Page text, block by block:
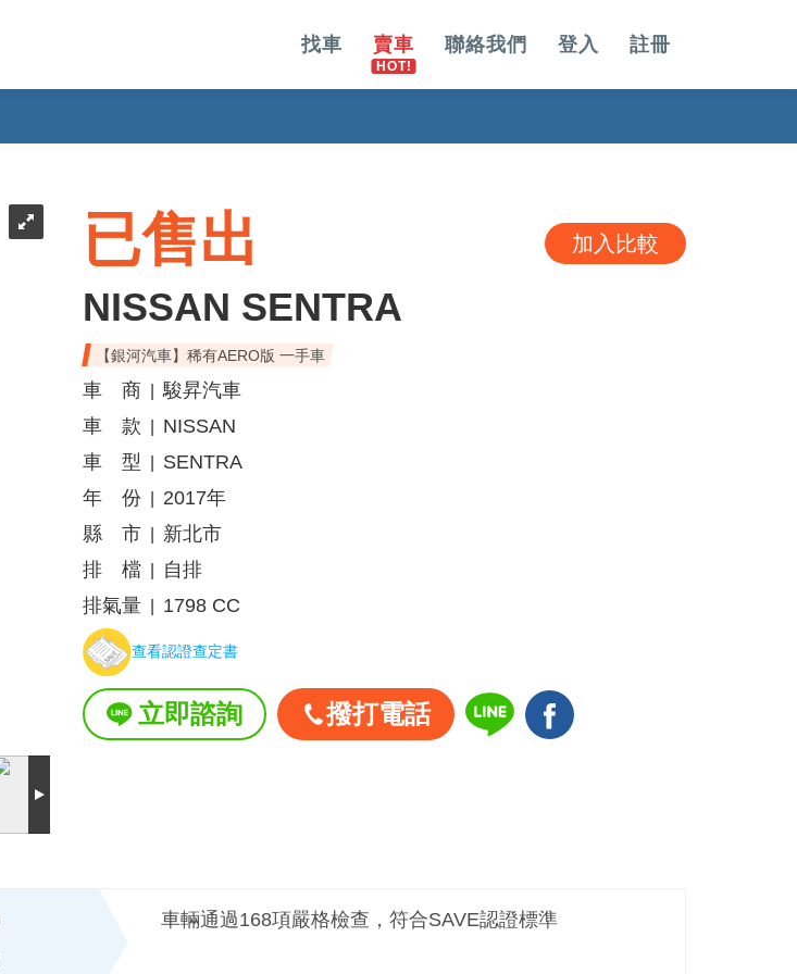
找車 賣車 聯絡我們 登入 註冊
已售出 加入比較
NISSAN SENTRA
【銀河汽車】稀有AERO版 一手車
車 商
駿昇汽車
車 款
NISSAN
車 型
SENTRA
年 份
2017年
縣 市
新北市
排 檔
自排
排氣量
1798 CC
查看認證查定書
立即諮詢 撥打電話
車輛通過168項嚴格檢查，符合SAVE認證標準